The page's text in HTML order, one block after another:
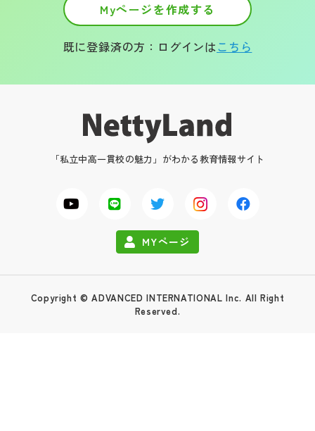
Myページを作成する
既に登録済の方：ログインはこちら
「私立中高一貫校の魅力」がわかる教育情報サイト
MYページ
Copyright © ADVANCED INTERNATIONAL Inc. All Right
Reserved.